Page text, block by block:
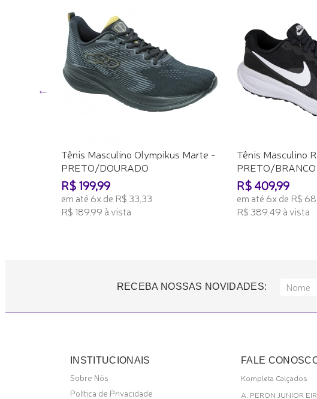
Tênis Masculino Olympikus Marte -
PRETO/DOURADO
R$ 199,99
em até 6x de R$ 33,33
R$ 189,99 à vista
Tênis Masculino
PRETO/BRANCO
R$ 409,99
em até 6x de R$
R$ 389,49 à vista
RECEBA NOSSAS NOVIDADES:
INSTITUCIONAIS
Sobre Nós
Política de Privacidade
FALE
Kompleta Calçados
A. PERON JUNIOR